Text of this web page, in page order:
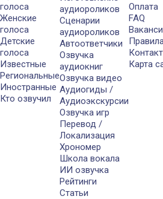
голоса
Женские
голоса
Детские
голоса
Известные
Региональные
Иностранные
Кто озвучил
аудиороликов
Сценарии
аудиороликов
Автоответчики
Озвучка
аудиокниг
Озвучка видео
Аудиогиды /
Аудиоэкскурсии
Озвучка игр
Перевод /
Локализация
Хрономер
Школа вокала
ИИ озвучка
Рейтинги
Статьи
Оплата
FAQ
Карта